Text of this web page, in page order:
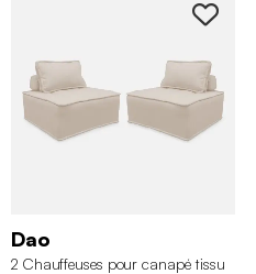
Dao
2 Chauffeuses pour canapé tissu